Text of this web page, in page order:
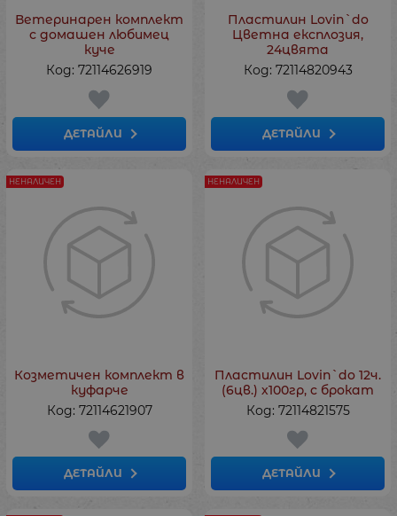
Ветеринарен комплект
с домашен любимец
куче
Код: 72114626919
ДЕТАЙЛИ
Пластилин Lovin`do
Цветна експлозия,
24цвята
Код: 72114820943
ДЕТАЙЛИ
Козметичен комплект в
куфарче
Код: 72114621907
ДЕТАЙЛИ
НЕНАЛИЧЕН
Пластилин Lovin`do 12ч.
(6цв.) х100гр, с брокат
Код: 72114821575
ДЕТАЙЛИ
НЕНАЛИЧЕН